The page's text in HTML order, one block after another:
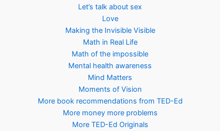
Let’s talk about sex
Love
Making the Invisible Visible
Math in Real Life
Math of the impossible
Mental health awareness
Mind Matters
Moments of Vision
More book recommendations from TED-Ed
More money more problems
More TED-Ed Originals